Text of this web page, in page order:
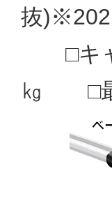
抜
□キャ
㎏ □最